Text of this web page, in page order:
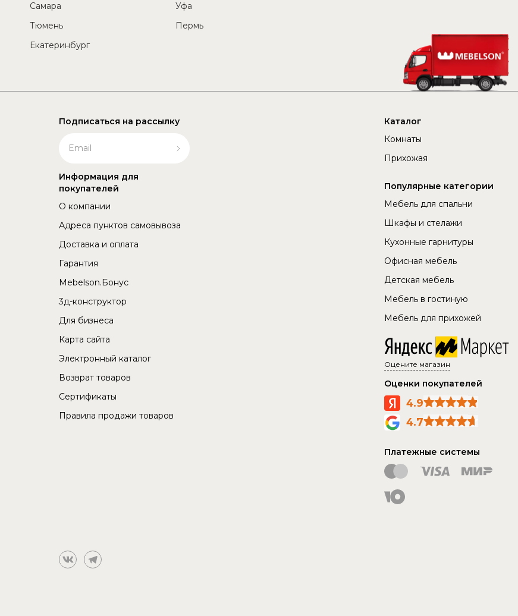
Самара
Уфа
Тюмень
Пермь
Екатеринбург
Подписаться на рассылку
Информация для
покупателей
О компании
Адреса пунктов самовывоза
Доставка и оплата
Гарантия
Mebelson.Бонус
3д-конструктор
Для бизнеса
Карта сайта
Электронный каталог
Возврат товаров
Сертификаты
Правила продажи товаров
Каталог
Комнаты
Прихожая
Популярные категории
Мебель для спальни
Шкафы и стелажи
Кухонные гарнитуры
Офисная мебель
Детская мебель
Мебель в гостиную
Мебель для прихожей
Оцените магазин
Оценки покупателей
4.9
4.7
Платежные системы